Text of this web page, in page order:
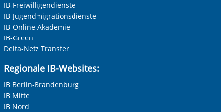
IB-Freiwilligendienste
IB-Jugendmigrationsdienste
IB-Online-Akademie
IB-Green
Delta-Netz Transfer
Regionale IB-Websites:
IB Berlin-Brandenburg
IB Mitte
IB Nord